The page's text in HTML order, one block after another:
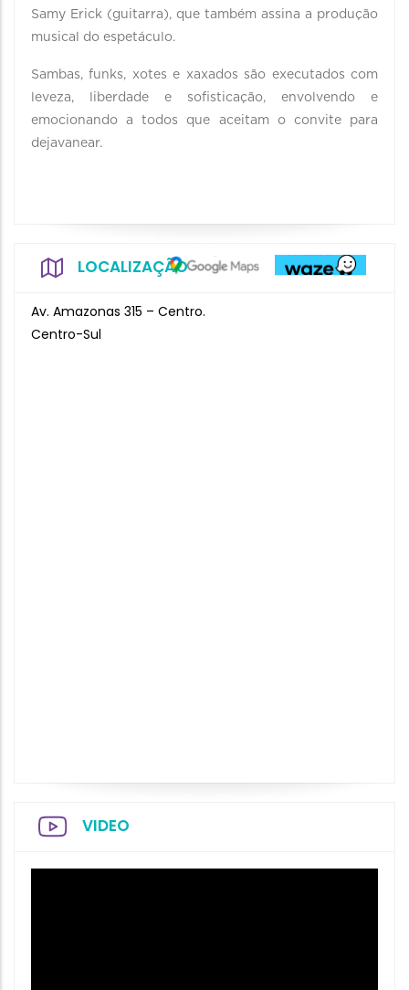
Samy Erick (guitarra), que também assina a produção
musical do espetáculo.
Sambas, funks, xotes e xaxados são executados com
leveza, liberdade e sofisticação, envolvendo e
emocionando a todos que aceitam o convite para
dejavanear.
LOCALIZAÇÃO
Av. Amazonas 315 – Centro.
Centro-Sul
VIDEO